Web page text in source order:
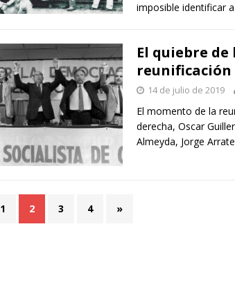
imposible identificar a
El quiebre de
reunificación
14 de julio de 2019
El momento de la
derecha, Oscar
Almeyda, Jorge
1 2 3 4 »